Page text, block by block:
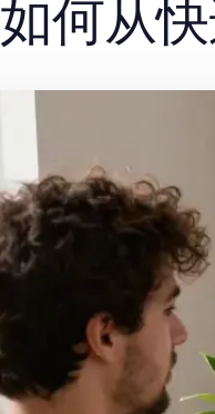
如何从